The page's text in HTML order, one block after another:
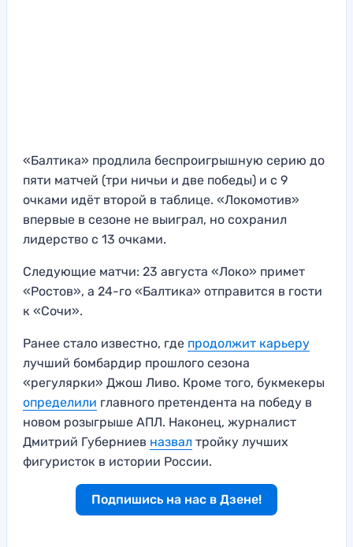
«Балтика» продлила беспроигрышную серию до
пяти матчей (три ничьи и две победы) и с 9
очками идёт второй в таблице. «Локомотив»
впервые в сезоне не выиграл, но сохранил
лидерство с 13 очками.
Следующие матчи: 23 августа «Локо» примет
«Ростов», а 24-го «Балтика» отправится в гости
к «Сочи».
Ранее стало известно, где продолжит карьеру
лучший бомбардир прошлого сезона
«регулярки» Джош Ливо. Кроме того, букмекеры
определили главного претендента на победу в
новом розыгрыше АПЛ. Наконец, журналист
Дмитрий Губерниев назвал тройку лучших
фигуристок в истории России.
Подпишись на нас в Дзене!